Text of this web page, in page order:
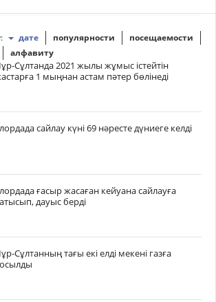
дате популярности
посещаемости
алфавиту
Сұлтанда 2021 жылы жұмыс істейтін
1 мыңнан астам пәтер бөлінеді
сайлау күні 69 нәресте дүниеге келді
ғасыр жасаған кейуана сайлауға
дауыс берді
Сұлтанның тағы екі елді мекені газға